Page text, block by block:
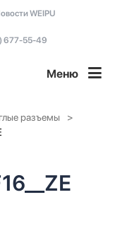
WEIPU
677-55-49
Меню
разъемы